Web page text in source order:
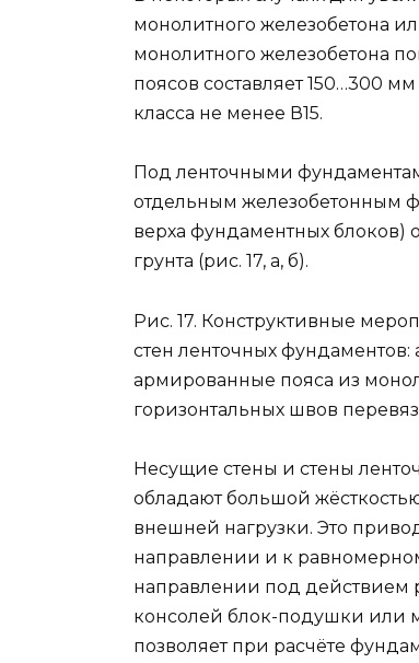
монолитного железобетона
монолитного железобетона
поясов составляет 150…300
класса не менее В15.
Под ленточными
отдельным железобетонным
верха фундаментных блоков)
грунта (рис. 17, а, б).
Рис. 17. Конструктивные
стен ленточных
армированные пояса из
горизонтальных швов
Несущие стены и стены
обладают большой
внешней нагрузки. Это
направлении и к
направлении под действием
консолей блок-подушки или
позволяет при расчёте